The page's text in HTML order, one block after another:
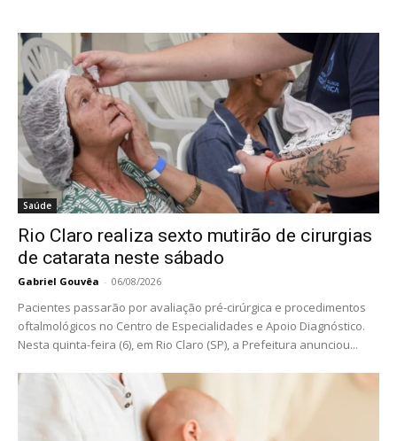
Saúde
Rio Claro realiza sexto mutirão de cirurgias
de catarata neste sábado
Gabriel Gouvêa - 06/08/2026
Pacientes passarão por avaliação pré-cirúrgica e procedimentos
oftalmológicos no Centro de Especialidades e Apoio Diagnóstico.
Nesta quinta-feira (6), em Rio Claro (SP), a Prefeitura anunciou...